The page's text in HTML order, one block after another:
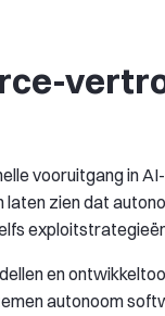
vooruitgang in
zien dat
en
autonoom